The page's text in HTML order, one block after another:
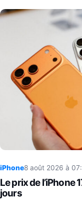
iPhone8 août 2026 à
Le prix de l’iPhone
jours